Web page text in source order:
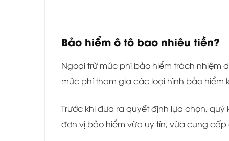
Bảo hiểm ô tô bao nhiêu tiền?
Ngoại trừ mức phí bảo hiểm trách nhiệm
mức phí tham gia các loại hình bảo hiểm
Trước khi đưa ra quyết định lựa chọn,
đơn vị bảo hiểm vừa uy tín, vừa cung